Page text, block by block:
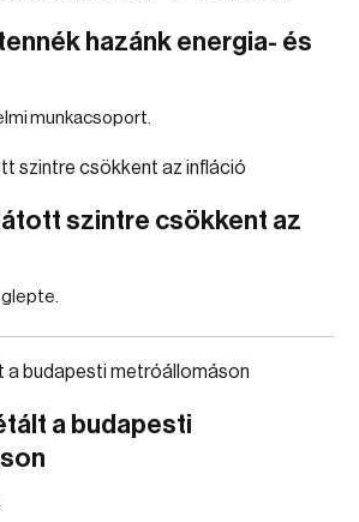
hazánk energia- és
munkacsoport.
szintre csökkent az
a budapesti